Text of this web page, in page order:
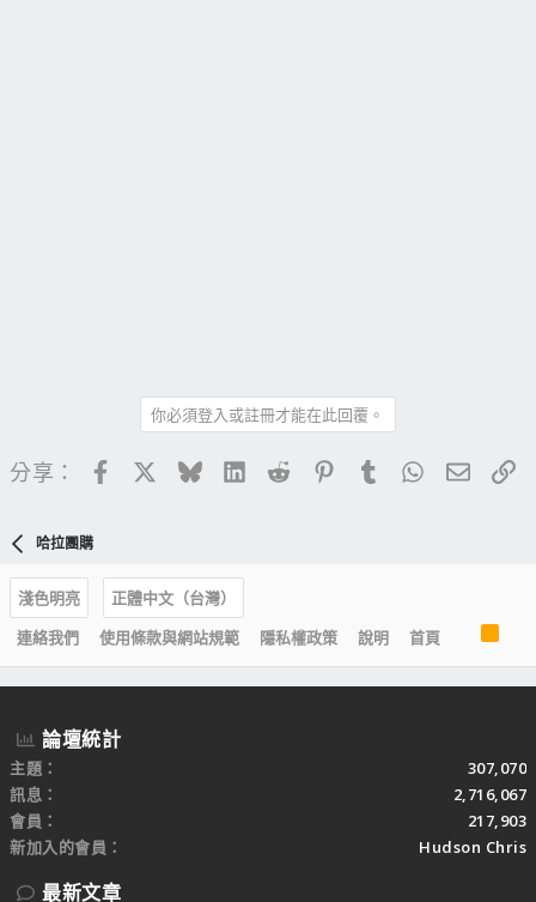
你必須登入或註冊才能在此回覆。
分享： FacebookBlueskyLinkedIn
Reddit PinterestTumblrWhatsApp
電子
哈拉團購
淺色明亮
正體中文（台灣）
連絡我們
使用條款與網站規範 隱私權政策 說明 首頁
S
論壇統計
主題
307,070
訊息
2,716,067
會員
217,903
新加入的會員
Hudson Chris
最新文章